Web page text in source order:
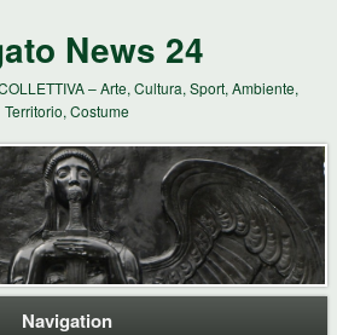
News 24
– Arte, Cultura, Sport, Ambiente,
Territorio, Costume
Navigation